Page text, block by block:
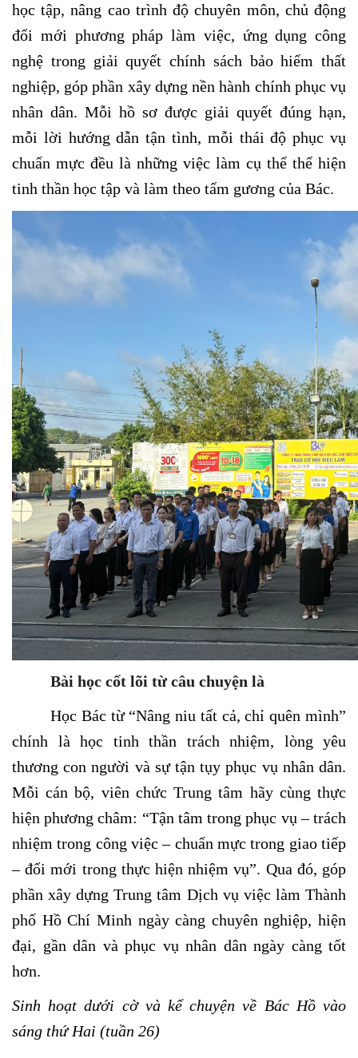
học tập, nâng cao trình độ chuyên môn, chủ động
đổi mới phương pháp làm việc, ứng dụng công
nghệ trong giải quyết chính sách bảo hiểm thất
nghiệp, góp phần xây dựng nền hành chính phục vụ
nhân dân. Mỗi hồ sơ được giải quyết đúng hạn,
mỗi lời hướng dẫn tận tình, mỗi thái độ phục vụ
chuẩn mực đều là những việc làm cụ thể thể hiện
tinh thần học tập và làm theo tấm gương của Bác.
Bài học cốt lõi từ câu chuyện là
Học Bác từ “Nâng niu tất cả, chỉ quên mình”
chính là học tinh thần trách nhiệm, lòng yêu
thương con người và sự tận tụy phục vụ nhân dân.
Mỗi cán bộ, viên chức Trung tâm hãy cùng thực
hiện phương châm: “Tận tâm trong phục vụ – trách
nhiệm trong công việc – chuẩn mực trong giao tiếp
– đổi mới trong thực hiện nhiệm vụ”. Qua đó, góp
phần xây dựng Trung tâm Dịch vụ việc làm Thành
phố Hồ Chí Minh ngày càng chuyên nghiệp, hiện
đại, gần dân và phục vụ nhân dân ngày càng tốt
hơn.
Sinh hoạt dưới cờ và kể chuyện về Bác Hồ vào
sáng thứ Hai (tuần 26)